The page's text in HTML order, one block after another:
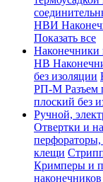
НВИ
Показать все
Наконечники
НВ
без изоляции
РП-М Разъем
плоский без
Ручной,
Отвертки и
перфораторы,
клещи
Кримперы и
наконечников